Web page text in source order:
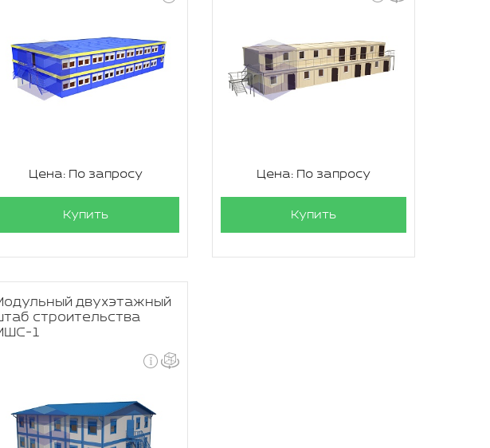
Цена: По запросу
Купить
Цена: По запросу
Купить
двухэтажный
строительства
1